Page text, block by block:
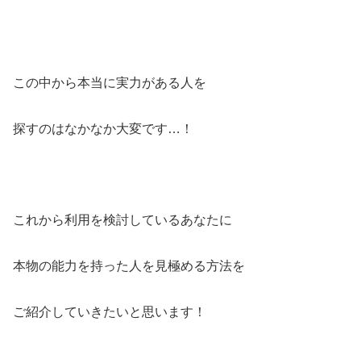
この中から本当に実力がある人を
探すのはなかなか大変です…！
これから利用を検討しているあなたに
本物の能力を持った人を見極める方法を
ご紹介していきたいと思います！